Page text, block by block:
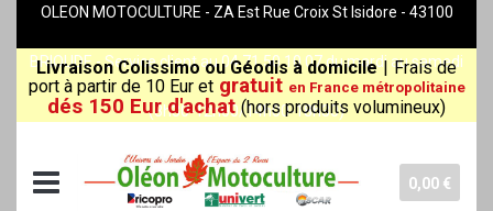
OLEON MOTOCULTURE - ZA Est Rue Croix St Isidore - 43100
BRIOUDE - Service client au 04 71 50 10 07 du mardi au samedi
(8h30-12h00/14h00-18h30)
Livraison Colissimo ou Géodis à domicile | Frais de
port à partir de 10 Eur et gratuit en France métropolitaine
dés 150 Eur d'achat (hors produits volumineux)
0,00 €